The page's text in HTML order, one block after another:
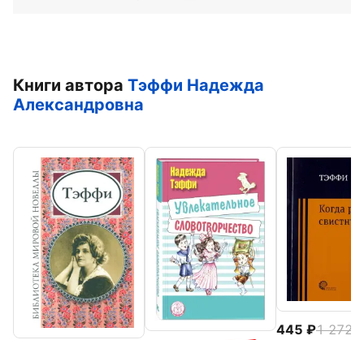
Книги автора Тэффи Надежда
Александровна
445 1 272